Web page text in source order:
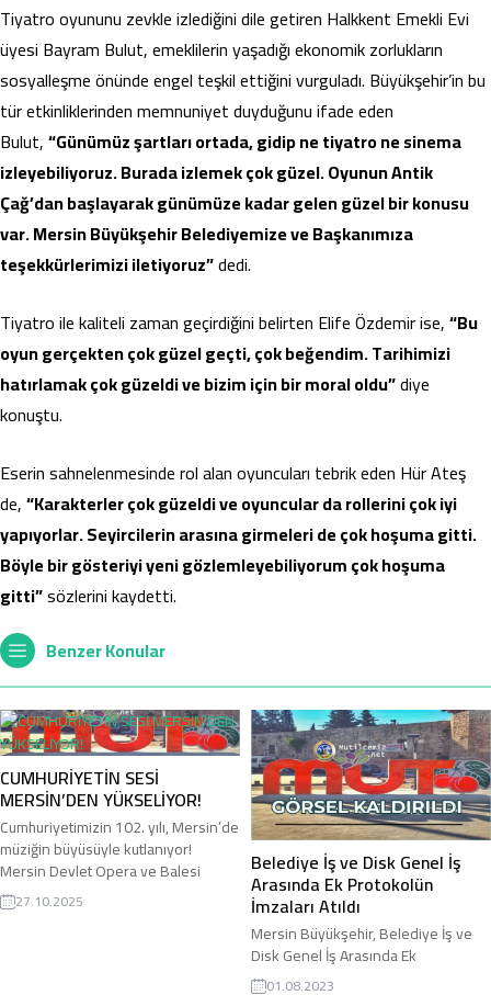
Tiyatro oyununu zevkle izlediğini dile getiren Halkkent Emekli Evi
üyesi Bayram Bulut, emeklilerin yaşadığı ekonomik zorlukların
sosyalleşme önünde engel teşkil ettiğini vurguladı. Büyükşehir’in bu
tür etkinliklerinden memnuniyet duyduğunu ifade eden
Bulut,“Günümüz şartları ortada, gidip ne tiyatro ne sinema
izleyebiliyoruz. Burada izlemek çok güzel. Oyunun Antik
Çağ’dan başlayarak günümüze kadar gelen güzel bir konusu
var. Mersin Büyükşehir Belediyemize ve Başkanımıza
teşekkürlerimizi iletiyoruz”dedi.
Tiyatro ile kaliteli zaman geçirdiğini belirten Elife Özdemir ise,“Bu
oyun gerçekten çok güzel geçti, çok beğendim. Tarihimizi
hatırlamak çok güzeldi ve bizim için bir moral oldu”diye
konuştu.
Eserin sahnelenmesinde rol alan oyuncuları tebrik eden Hür Ateş
de,“Karakterler çok güzeldi ve oyuncular da rollerini çok iyi
yapıyorlar. Seyircilerin arasına girmeleri de çok hoşuma gitti.
Böyle bir gösteriyi yeni gözlemleyebiliyorum çok hoşuma
gitti”sözlerini kaydetti.
Benzer Konular
CUMHURİYETİN SESİ
MERSİN’DEN YÜKSELİYOR!
Cumhuriyetimizin 102. yılı, Mersin’de
müziğin büyüsüyle kutlanıyor!
Mersin Devlet Opera ve Balesi
(MDOB), 28 Ekim 2025 Salı akşamı
saat 20.00’de, Mersin Kültür Merkezi
27.10.2025
Belediye İş ve Disk Genel İş
Arasında Ek Protokolün
İmzaları Atıldı
Mersin Büyükşehir, Belediye İş ve
Disk Genel İş Arasında Ek
Protokolün İmzaları Atıldı Mersin
01.08.2023